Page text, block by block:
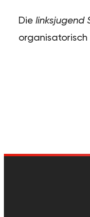
Die linksjugend